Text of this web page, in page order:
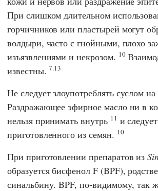
При слишком длительном
горчичников или пластырей могут
волдыри, часто с гнойными, плохо
изъязвлениями и некрозом. 10
известны.7.13
Не следует злоупотреблять суслом
Раздражающее эфирное масло ни в
нельзя принимать внутрь 11 и
приготовленного из семян. 10
При приготовлении препаратов из
образуется бисфенол F (BPF),
синальбину. BPF, по-видимому, так